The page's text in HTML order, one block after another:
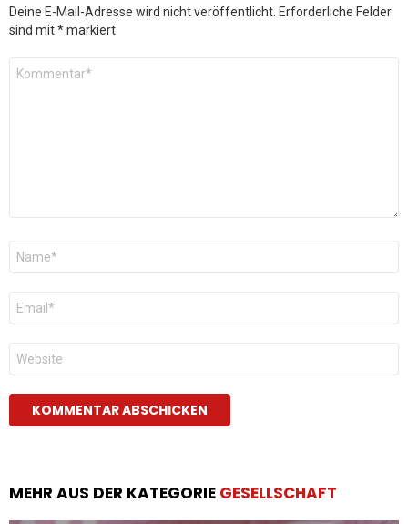
Deine E-Mail-Adresse wird nicht veröffentlicht. Erforderliche Felder
sind mit*markiert
Kommentar
Name
E-
Mail
*
Website
MEHR AUS DER KATEGORIE GESELLSCHAFT